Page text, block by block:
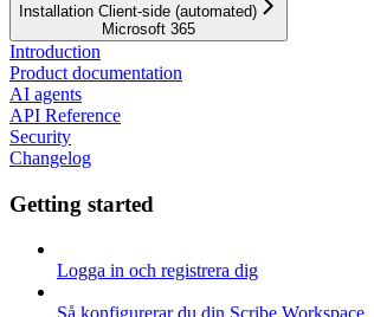
Installation Client-side (automated)
Microsoft 365
Introduction
Product documentation
AI agents
API Reference
Security
Changelog
Getting started
Logga in och registrera dig